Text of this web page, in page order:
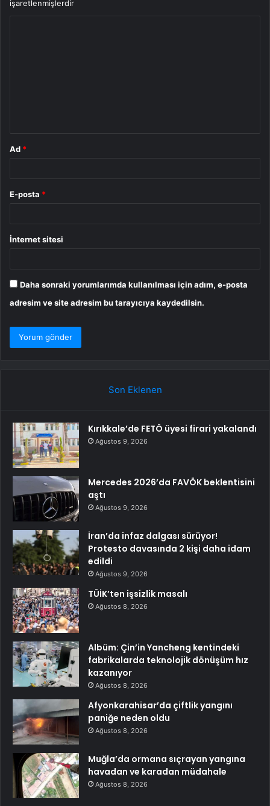
işaretlenmişlerdir
Ad *
E-posta *
İnternet sitesi
Daha sonraki yorumlarımda kullanılması için adım, e-posta
adresim ve site adresim bu tarayıcıya kaydedilsin.
Son Eklenen
Kırıkkale’de FETÖ üyesi firari yakalandı
Ağustos 9, 2026
Mercedes 2026’da FAVÖK beklentisini
aştı
Ağustos 9, 2026
İran’da infaz dalgası sürüyor!
Protesto davasında 2 kişi daha idam
edildi
Ağustos 9, 2026
TÜİK’ten işsizlik masalı
Ağustos 8, 2026
Albüm: Çin’in Yancheng kentindeki
fabrikalarda teknolojik dönüşüm hız
kazanıyor
Ağustos 8, 2026
Afyonkarahisar’da çiftlik yangını
paniğe neden oldu
Ağustos 8, 2026
Muğla’da ormana sıçrayan yangına
havadan ve karadan müdahale
Ağustos 8, 2026